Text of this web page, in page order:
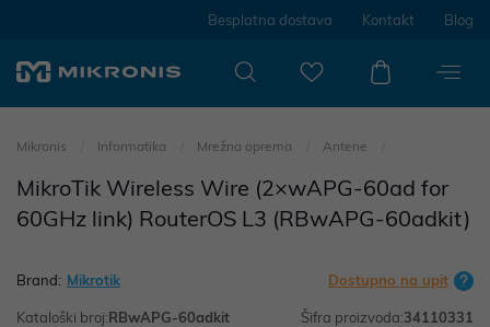
Besplatna dostava Kontakt Blog
Mikronis Informatika Mrežna oprema Antene
MikroTik Wireless Wire (2×wAPG-60ad for
60GHz link) RouterOS L3 (RBwAPG-60adkit)
Brand: Mikrotik Dostupno na upit
Kataloški broj:RBwAPG-60adkit Šifra proizvoda:34110331